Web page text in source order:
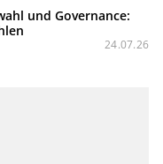
und Governance:
24.07.26